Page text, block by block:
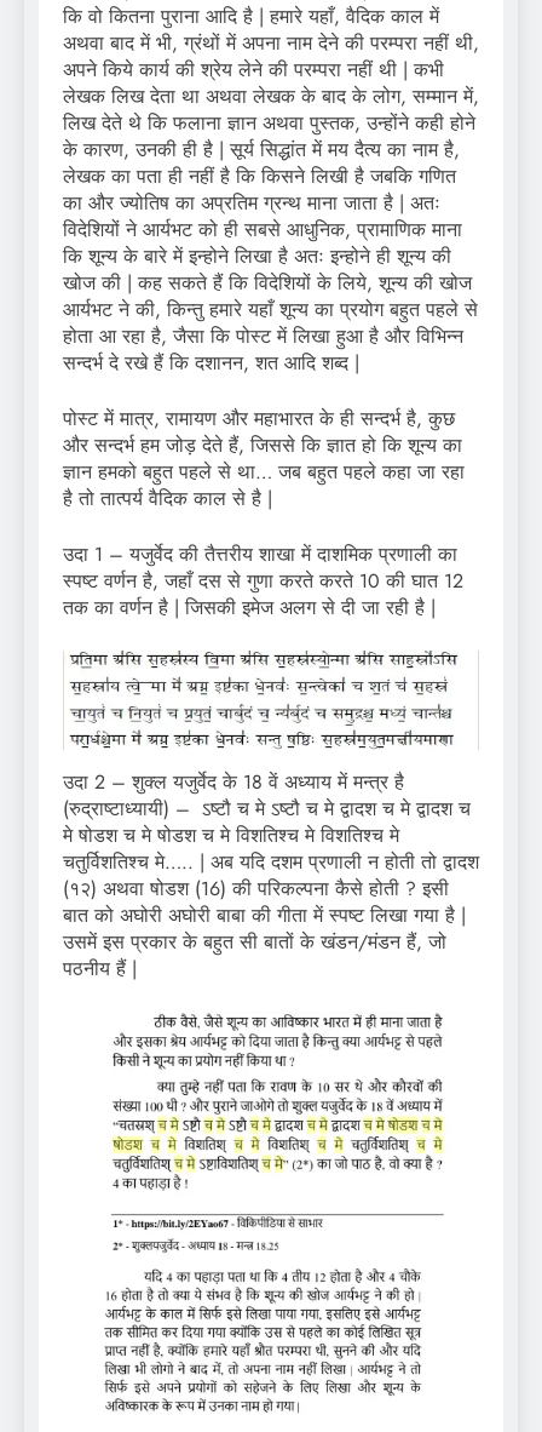
कि वो कितना पुराना आदि है | हमारे यहाँ, वैदिक काल में
अथवा बाद में भी, ग्रंथों में अपना नाम देने की परम्परा नहीं थी,
अपने किये कार्य की श्रेय लेने की परम्परा नहीं थी | कभी
लेखक लिख देता था अथवा लेखक के बाद के लोग, सम्मान में,
लिख देते थे कि फलाना ज्ञान अथवा पुस्तक, उन्होंने कही होने
के कारण, उनकी ही है | सूर्य सिद्धांत में मय दैत्य का नाम है,
लेखक का पता ही नहीं है कि किसने लिखी है जबकि गणित
का और ज्योतिष का अप्रतिम ग्रन्थ माना जाता है | अतः
विदेशियों ने आर्यभट को ही सबसे आधुनिक, प्रामाणिक माना
कि शून्य के बारे में इन्होने लिखा है अतः इन्होने ही शून्य की
खोज की | कह सकते हैं कि विदेशियों के लिये, शून्य की खोज
आर्यभट ने की, किन्तु हमारे यहाँ शून्य का प्रयोग बहुत पहले से
होता आ रहा है, जैसा कि पोस्ट में लिखा हुआ है और विभिन्न
सन्दर्भ दे रखे हैं कि दशानन, शत आदि शब्द |
पोस्ट में मात्र, रामायण और महाभारत के ही सन्दर्भ है, कुछ
और सन्दर्भ हम जोड़ देते हैं, जिससे कि ज्ञात हो कि शून्य का
ज्ञान हमको बहुत पहले से था… जब बहुत पहले कहा जा रहा
है तो तात्पर्य वैदिक काल से है |
उदा 1 – यजुर्वेद की तैत्तरीय शाखा में दाशमिक प्रणाली का
स्पष्ट वर्णन है, जहाँ दस से गुणा करते करते 10 की घात 12
तक का वर्णन है | जिसकी इमेज अलग से दी जा रही है |
उदा 2 – शुक्ल यजुर्वेद के 18 वें अध्याय में मन्त्र है
(रुद्राष्टाध्यायी) – ऽष्टौ च मे ऽष्टौ च मे द्वादश च मे द्वादश च
मे षोडश च मे षोडश च मे विशतिश्च मे विशतिश्च मे
चतुर्विशतिश्च मे….. | अब यदि दशम प्रणाली न होती तो द्वादश
(१२) अथवा षोडश (16) की परिकल्पना कैसे होती ? इसी
बात को अघोरी अघोरी बाबा की गीता में स्पष्ट लिखा गया है |
उसमें इस प्रकार के बहुत सी बातों के खंडन/मंडन हैं, जो
पठनीय हैं |